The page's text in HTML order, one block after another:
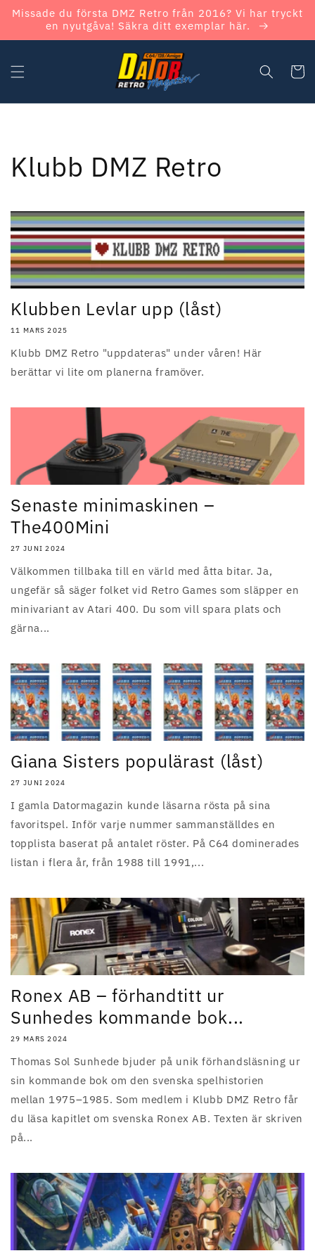
vidare
Missade du första DMZ Retro från 2016? Vi har tryckt
en nyutgåva! Säkra ditt exemplar här.
Klubb DMZ Retro
Klubben Levlar upp (låst)
11 MARS 2025
Klubb DMZ Retro "uppdateras" under våren! Här
berättar vi lite om planerna framöver.
Senaste minimaskinen –
The400Mini
27 JUNI 2024
Välkommen tillbaka till en värld med åtta bitar. Ja,
ungefär så säger folket vid Retro Games som släpper en
minivariant av Atari 400. Du som vill spara plats och
gärna...
Giana Sisters populärast (låst)
27 JUNI 2024
I gamla Datormagazin kunde läsarna rösta på sina
favoritspel. Inför varje nummer sammanställdes en
topplista baserat på antalet röster. På C64 dominerades
listan i flera år, från 1988 till 1991,...
Ronex AB – förhandtitt ur
Sunhedes kommande bok...
29 MARS 2024
Thomas Sol Sunhede bjuder på unik förhandsläsning ur
sin kommande bok om den svenska spelhistorien
mellan 1975–1985. Som medlem i Klubb DMZ Retro får
du läsa kapitlet om svenska Ronex AB. Texten är skriven
på...